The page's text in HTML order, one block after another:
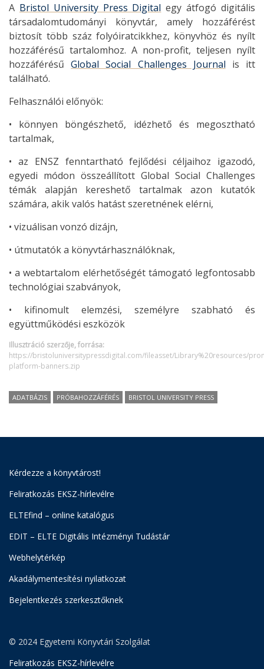
A Bristol University Press Digital egy átfogó digitális
társadalomtudományi könyvtár, amely hozzáférést
biztosít több száz folyóiratcikkhez, könyvhöz és nyílt
hozzáférésű tartalomhoz. A non-profit, teljesen nyílt
hozzáférésűGlobal Social Challenges Journal is itt
található.
Felhasználói előnyök:
• könnyen böngészhető, idézhető és megosztható
tartalmak,
• az ENSZ fenntartható fejlődési céljaihoz igazodó,
egyedi módon összeállított Global Social Challenges
témák alapján kereshető tartalmak azon kutatók
számára, akik valós hatást szeretnének elérni,
• vizuálisan vonzó dizájn,
• útmutatók a könyvtárhasználóknak,
• a webtartalom elérhetőségét támogató legfontosabb
technológiai szabványok,
• kifinomult elemzési, személyre szabható és
együttműködési eszközök
Illusztráció szerzője, forrása:
https://bristoluniversitypressdigital.com/fileasset/Library%20resources/
platform-banners.zip
ADATBÁZIS PRÓBAHOZZÁFÉRÉS BRISTOL UNIVERSITY PRESS
Kérdezze a könyvtárost!
Feliratkozás EKSZ-hírlevélre
ELTEfind – online katalógus
EDIT – ELTE Digitális Intézményi Tudástár
Webhelytérkép
Akadálymentesítési nyilatkozat
Bejelentkezés szerkesztőknek
© 2024 Egyetemi Könyvtári Szolgálat
Feliratkozás EKSZ-hírlevélre